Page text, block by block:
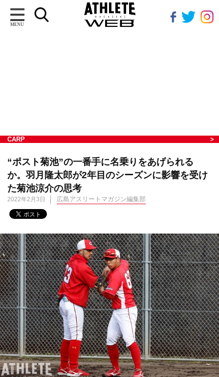
MENU
CARP
“ポスト菊池”の一番手に名乗りをあげられる
か。羽月隆太郎が2年目のシーズンに影響を受け
た菊池涼介の思考
2022年2月3日 広島アスリートマガジン編集部